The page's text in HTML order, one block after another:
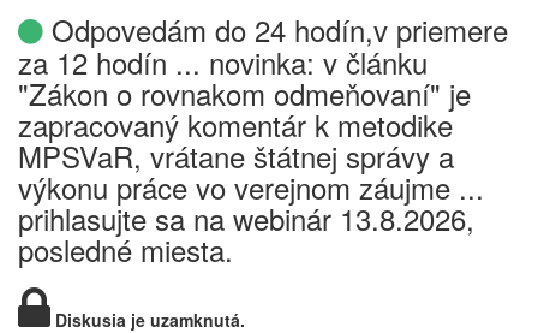
Odpovedám do 24 hodín,v priemere
za 12 hodín ... novinka: v článku
"Zákon o rovnakom odmeňovaní" je
zapracovaný komentár k metodike
MPSVaR, vrátane štátnej správy a
výkonu práce vo verejnom záujme ...
prihlasujte sa na webinár 13.8.2026,
posledné miesta.
Diskusia je uzamknutá.